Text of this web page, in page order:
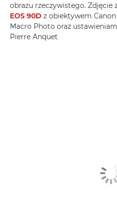
obrazu rzeczywistego. Zdjęcie
EOS 90D z obiektywem
Macro Photo oraz
Pierre Anquet